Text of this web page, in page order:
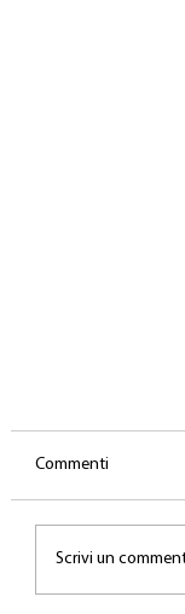
Commenti
Scrivi un